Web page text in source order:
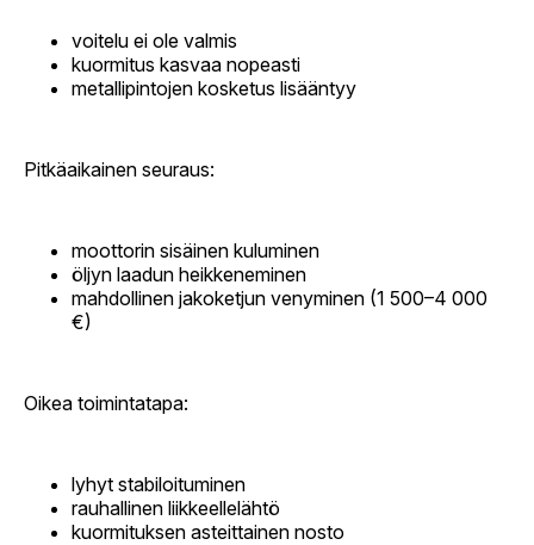
voitelu ei ole valmis
kuormitus kasvaa nopeasti
metallipintojen kosketus lisääntyy
Pitkäaikainen seuraus:
moottorin sisäinen kuluminen
öljyn laadun heikkeneminen
mahdollinen jakoketjun venyminen (1 500–4 000
€)
Oikea toimintatapa:
lyhyt stabiloituminen
rauhallinen liikkeellelähtö
kuormituksen asteittainen nosto